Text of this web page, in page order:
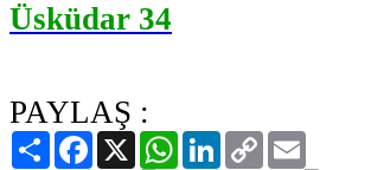
Üsküdar 34
PAYLAŞ :
PaylaşFacebook
X WhatsAppLinkedIn
Copy
Link